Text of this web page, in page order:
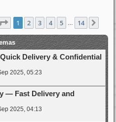
Página de 14
1 2 3 4 5 14
Delivery & Confidential
2025, 05:23
— Fast Delivery and
2025, 04:13